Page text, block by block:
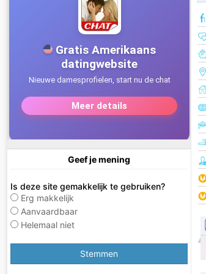
Geef je mening
Is deze site gemakkelijk te gebruiken?
Erg makkelijk
Aanvaardbaar
Helemaal niet
Stemmen